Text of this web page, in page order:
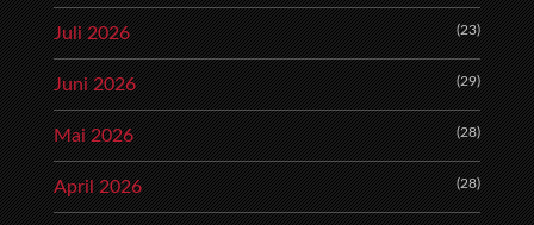
Juli 2026 (23)
Juni 2026 (29)
Mai 2026 (28)
April 2026 (28)